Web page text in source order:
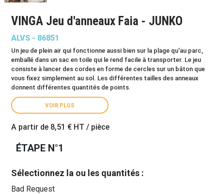
VINGA Jeu d'anneaux Faia - JUNKO
ALVS - 86851
Un jeu de plein air qui fonctionne aussi bien sur la plage qu'au parc,
emballé dans un sac en toile qui le rend facile à transporter. Le jeu
consiste à lancer des cordes en forme de cercles sur un bâton que
vous fixez simplement au sol. Les différentes tailles des anneaux
donnent différentes quantités de points.
VOIR PLUS
A partir de 8,51 € HT / pièce
ÉTAPE N°1
Sélectionnez la ou les quantités :
Bad Request